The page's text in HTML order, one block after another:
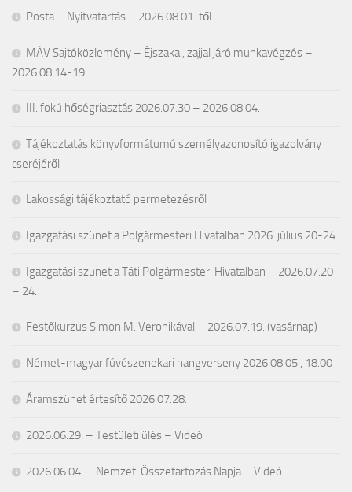
Posta – Nyitvatartás – 2026.08.01-től
MÁV Sajtóközlemény – Éjszakai, zajjal járó munkavégzés –
2026.08.14-19.
III. fokú hőségriasztás 2026.07.30 – 2026.08.04.
Tájékoztatás könyvformátumú személyazonosító igazolvány
cseréjéről
Lakossági tájékoztató permetezésről
Igazgatási szünet a Polgármesteri Hivatalban 2026. július 20-24.
Igazgatási szünet a Táti Polgármesteri Hivatalban – 2026.07.20
– 24.
Festőkurzus Simon M. Veronikával – 2026.07.19. (vasárnap)
Német-magyar fúvószenekari hangverseny 2026.08.05., 18.00
Áramszünet értesítő 2026.07.28.
2026.06.29. – Testületi ülés – Videó
2026.06.04. – Nemzeti Összetartozás Napja – Videó